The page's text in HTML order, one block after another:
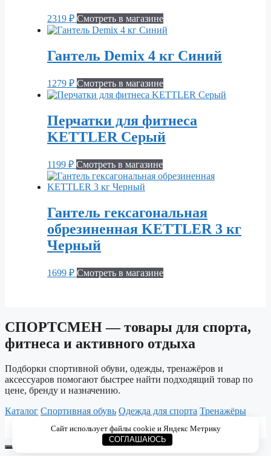
2319 ₽ Смотреть в магазине
Гантель Demix 4 кг Синий
1279 ₽ Смотреть в магазине
Перчатки для фитнеса
KETTLER Серый
1199 ₽ Смотреть в магазине
Гантель гексагональная
обрезиненная KETTLER 3 кг
Черный
1699 ₽ Смотреть в магазине
СПОРТСМЕН — товары для спорта,
фитнеса и активного отдыха
Подборки спортивной обуви, одежды, тренажёров и
аксессуаров помогают быстрее найти подходящий товар по
цене, бренду и назначению.
Каталог Спортивная обувь Одежда для спорта Тренажёры
для тренировок, фитнеса и активного отдыха.
Сайт использует файлы cookie и Яндекс Метрику
СОГЛАШАЮСЬ